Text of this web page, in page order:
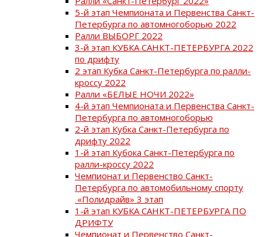
5-й этап Чемпионата и Первенства Санкт-
Петербурга по автомногоборью 2022
Ралли ВЫБОРГ 2022
3-й этап КУБКА САНКТ-ПЕТЕРБУРГА 2022
по дрифту
2 этап Кубка Санкт-Петербурга по ралли-
кроссу 2022
Ралли «БЕЛЫЕ НОЧИ 2022»
4-й этап Чемпионата и Первенства Санкт-
Петербурга по автомногоборью
2-й этап Кубка Санкт-Петербурга по
дрифту 2022
1-й этап Кубока Санкт-Петербурга по
ралли-кроссу 2022
Чемпионат и Первенство Санкт-
Петербурга по автомобильному спорту
«Полидрайв» 3 этап
1-й этап КУБКА САНКТ-ПЕТЕРБУРГА ПО
ДРИФТУ
Чемпионат и Первенство Санкт-